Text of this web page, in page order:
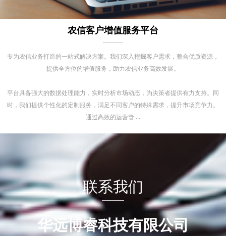
农信客户增值服务平台
专为农信业务打造的一站式解决方案。我们深入挖掘客户需求，整合优质资源，
提供全方位的增值服务，助力农信业务高效发展。
平台具备强大的数据处理能力，实时分析市场动态，为决策者提供有力支持。同
时，我们提供个性化的定制服务，满足不同客户的特殊需求，提升市场竞争力。
通过高效的运营管 ...
联系我们
华远博睿科技有限公司